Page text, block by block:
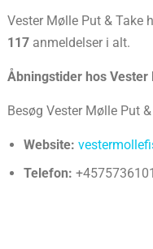
Vester Mølle Put & Take
117anmeldelser i alt.
Åbningstider hos Vester
Besøg Vester Mølle Put
Website:
Telefon: +4575736101